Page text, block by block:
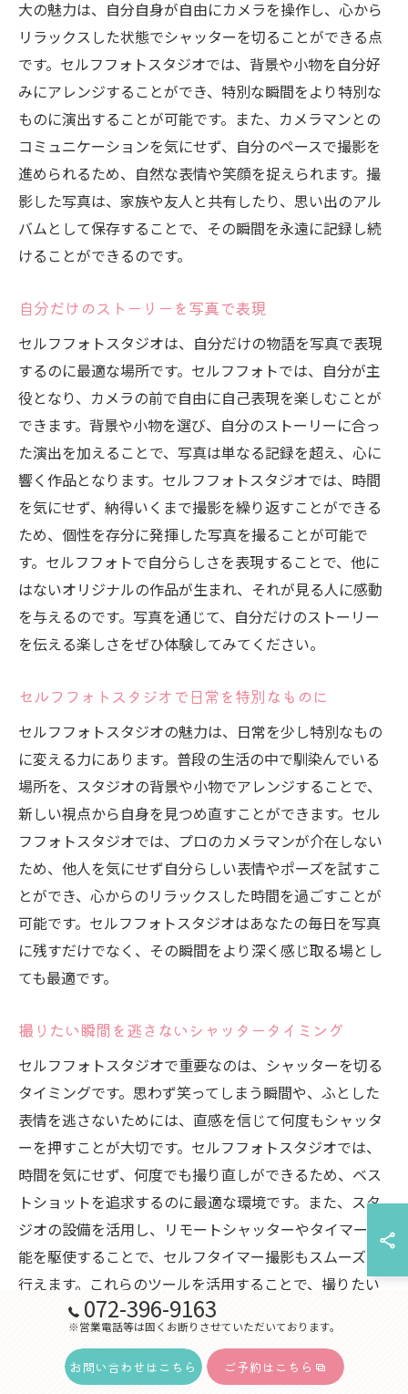
大の魅力は、自分自身が自由にカメラを操作し、心から
リラックスした状態でシャッターを切ることができる点
です。セルフフォトスタジオでは、背景や小物を自分好
みにアレンジすることができ、特別な瞬間をより特別な
ものに演出することが可能です。また、カメラマンとの
コミュニケーションを気にせず、自分のペースで撮影を
進められるため、自然な表情や笑顔を捉えられます。撮
影した写真は、家族や友人と共有したり、思い出のアル
バムとして保存することで、その瞬間を永遠に記録し続
けることができるのです。
自分だけのストーリーを写真で表現
セルフフォトスタジオは、自分だけの物語を写真で表現
するのに最適な場所です。セルフフォトでは、自分が主
役となり、カメラの前で自由に自己表現を楽しむことが
できます。背景や小物を選び、自分のストーリーに合っ
た演出を加えることで、写真は単なる記録を超え、心に
響く作品となります。セルフフォトスタジオでは、時間
を気にせず、納得いくまで撮影を繰り返すことができる
ため、個性を存分に発揮した写真を撮ることが可能で
す。セルフフォトで自分らしさを表現することで、他に
はないオリジナルの作品が生まれ、それが見る人に感動
を与えるのです。写真を通じて、自分だけのストーリー
を伝える楽しさをぜひ体験してみてください。
セルフフォトスタジオで日常を特別なものに
セルフフォトスタジオの魅力は、日常を少し特別なもの
に変える力にあります。普段の生活の中で馴染んでいる
場所を、スタジオの背景や小物でアレンジすることで、
新しい視点から自身を見つめ直すことができます。セル
フフォトスタジオでは、プロのカメラマンが介在しない
ため、他人を気にせず自分らしい表情やポーズを試すこ
とができ、心からのリラックスした時間を過ごすことが
可能です。セルフフォトスタジオはあなたの毎日を写真
に残すだけでなく、その瞬間をより深く感じ取る場とし
ても最適です。
撮りたい瞬間を逃さないシャッタータイミング
セルフフォトスタジオで重要なのは、シャッターを切る
タイミングです。思わず笑ってしまう瞬間や、ふとした
表情を逃さないためには、直感を信じて何度もシャッタ
ーを押すことが大切です。セルフフォトスタジオでは、
時間を気にせず、何度でも撮り直しができるため、ベス
トショットを追求するのに最適な環境です。また、スタ
ジオの設備を活用し、リモートシャッターやタイマー機
能を駆使することで、セルフタイマー撮影もスムーズに
行えます。これらのツールを活用することで、撮りたい
瞬間を完璧に捉えることができ、自分自身を最も美しく
表現する写真を残すことができます。
072-396-9163
※営業電話等は固くお断りさせていただいております。
お問い合わせはこちら ご予約はこちら